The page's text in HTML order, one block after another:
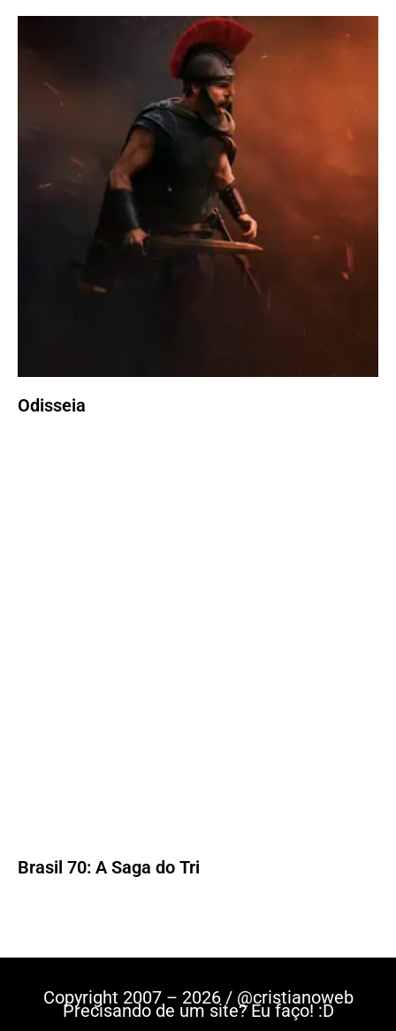
Odisseia
Brasil 70: A Saga do Tri
Copyright 2007 – 2026 / @cristianoweb
Precisando de um site? Eu faço! :D